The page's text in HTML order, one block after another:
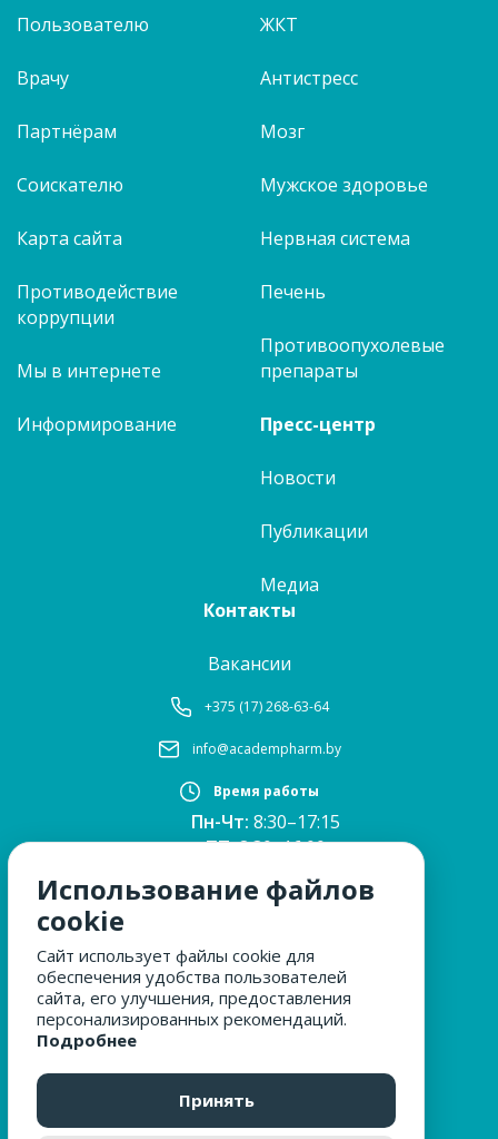
Пользователю
Врачу
Партнёрам
Соискателю
Карта сайта
Противодействие
коррупции
Мы в интернете
Информирование
ЖКТ
Антистресс
Мозг
Мужское здоровье
Нервная система
Печень
Противоопухолевые
препараты
Пресс-центр
Новости
Публикации
Медиа
Контакты
Вакансии
+375 (17) 268-63-64
info@academpharm.by
Время работы
Пн-Чт: 8:30–17:15
ПТ:8:30–16:00
12:30–13:00
Сб, Вс:выходные
МЫ ЗА БЕЗОПАСНОСТЬ
ОБРАЩЕНИЯ ГРАЖДАН
Использование файлов
cookie
Сайт использует файлы cookie для
обеспечения удобства пользователей
сайта, его улучшения, предоставления
персонализированных рекомендаций.
Подробнее
Принять